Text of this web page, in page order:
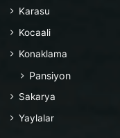
Karasu
Kocaali
Konaklama
Pansiyon
Sakarya
Yaylalar